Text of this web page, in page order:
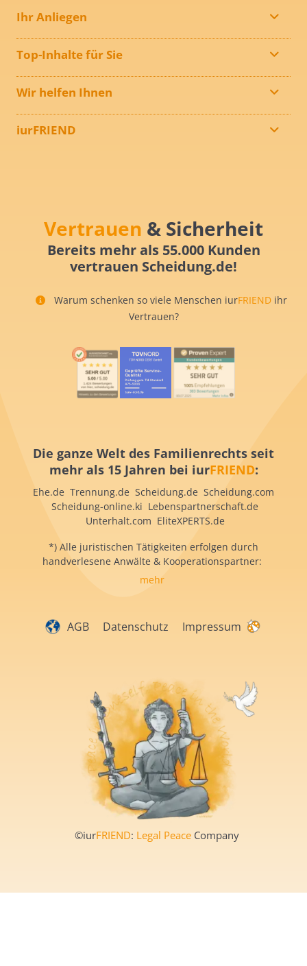
Ihr Anliegen
Top-Inhalte für Sie
Wir helfen Ihnen
iurFRIEND
Vertrauen & Sicherheit
Bereits mehr als 55.000 Kunden
vertrauen Scheidung.de!
Warum schenken so viele Menschen iurFRIEND ihr
Vertrauen?
Die ganze Welt des Familienrechts seit
mehr als 15 Jahren bei iurFRIEND:
Ehe.de Trennung.de Scheidung.de Scheidung.com
Scheidung-online.ki Lebenspartnerschaft.de
Unterhalt.com EliteXPERTS.de
*) Alle juristischen Tätigkeiten erfolgen durch
handverlesene Anwälte & Kooperationspartner:
mehr
AGB Datenschutz Impressum
©iurFRIEND: Legal Peace Company